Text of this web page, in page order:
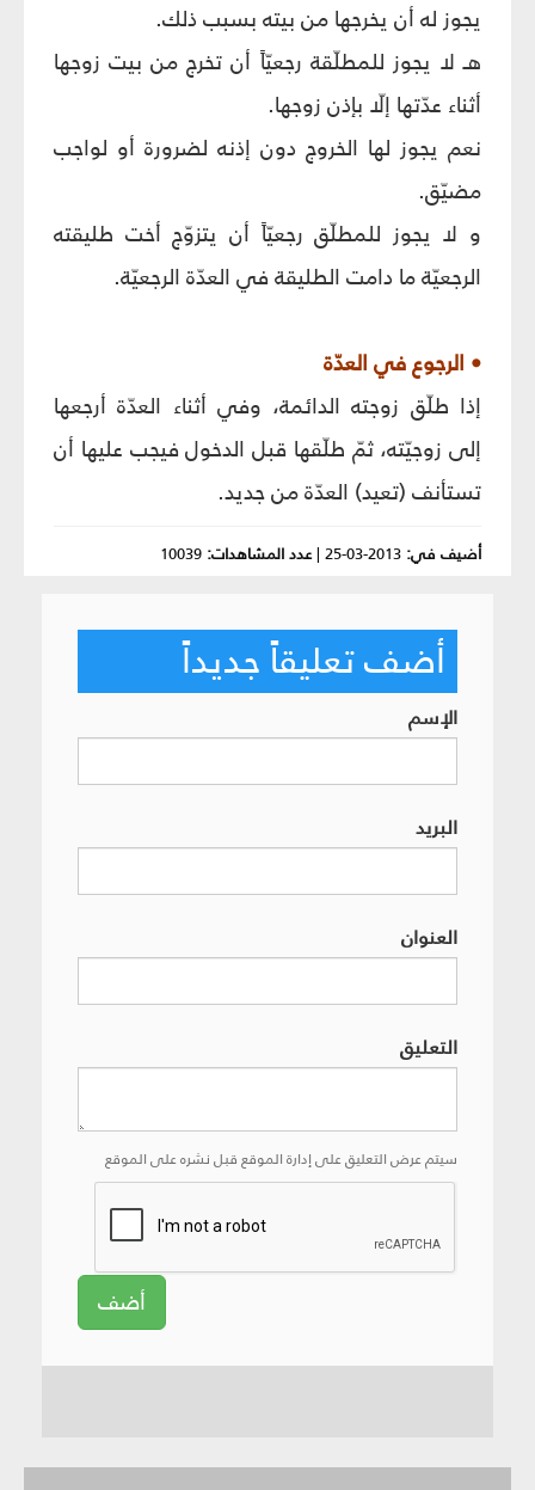
يجوز له أن يخرجها من بيته بسبب ذلك.
هـ لا يجوز للمطلّقة رجعيّاً أن تخرج من بيت زوجها
أثناء عدّتها إلّا بإذن زوجها.
نعم يجوز لها الخروج دون إذنه لضرورة أو لواجب
مضيّق.
و لا يجوز للمطلّق رجعيّاً أن يتزوّج أخت طليقته
الرجعيّة ما دامت الطليقة في العدّة الرجعيّة.
• الرجوع في العدّة
إذا طلّق زوجته الدائمة، وفي أثناء العدّة أرجعها
إلى زوجيّته، ثمّ طلّقها قبل الدخول فيجب عليها أن
تستأنف (تعيد) العدّة من جديد.
أضيف في: 2013-03-25
|عدد المشاهدات: 10039
أضف تعليقاً جديداً
الإسم
البريد
العنوان
التعليق
سيتم عرض التعليق على إدارة الموقع قبل نشره على الموقع
أضف